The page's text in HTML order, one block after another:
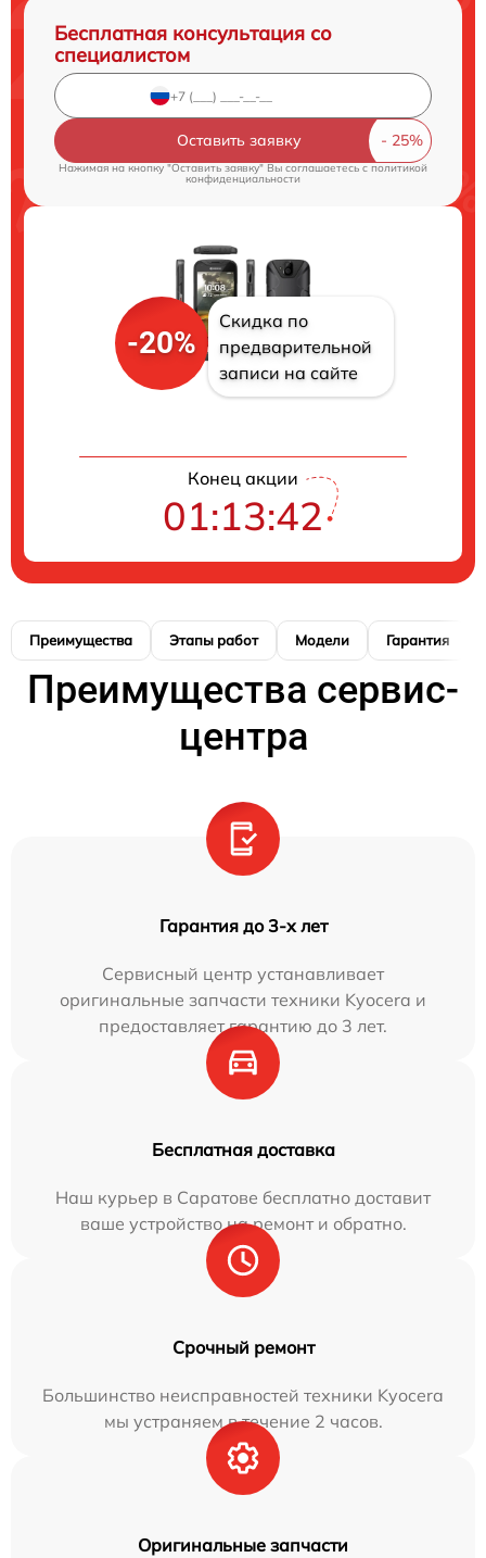
Бесплатная консультация со
специалистом
Оставить заявку
Нажимая на кнопку "Оставить заявку" Вы соглашаетесь cполитикой
конфиденциальности
-20%
Скидка по
предварительной
записи на сайте
Конец акции
01:13:40
Преимущества Этапы работ Модели Гарантия
Преимущества сервис-
центра
Гарантия до 3-х лет
Сервисный центр устанавливает
оригинальные запчасти техники Kyocera и
предоставляет гарантию до 3 лет.
Бесплатная доставка
Наш курьер в Саратове бесплатно доставит
ваше устройство на ремонт и обратно.
Срочный ремонт
Большинство неисправностей техники Kyocera
мы устраняем в течение 2 часов.
Оригинальные запчасти